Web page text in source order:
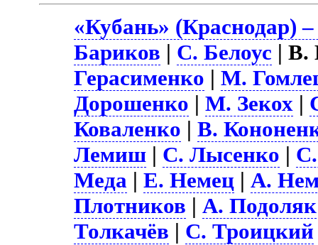
«Кубань» (Краснодар) –
Бариков | С. Белоус | В.
Герасименко |М.
Дорошенко |М. Зекох |
Коваленко |В.
Лемиш | С. Лысенко |
Меда |Е. Немец |А.
Плотников |А. Подоляк
Толкачёв | С. Троицкий